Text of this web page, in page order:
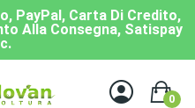
PayPal, Carta Di Credito,
Alla Consegna, Satispay
0